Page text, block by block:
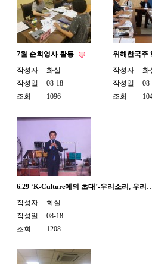
7월 순회영사 활동
작성자
화실
작성일
08-18
조회
1096
위해한국주
작성자
화
작성일
조회
6.29 ‘K-Culture에의 초대’-우리소리, 우리
작성자
화실
작성일
08-18
조회
1208